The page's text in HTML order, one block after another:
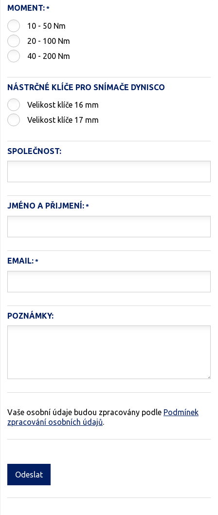
MOMENT:
10 - 50 Nm
20 - 100 Nm
40 - 200 Nm
NÁSTRČNÉ KLÍČE PRO SNÍMAČE DYNISCO
Velikost klíče 16 mm
Velikost klíče 17 mm
SPOLEČNOST:
JMÉNO A PŘIJMENÍ:
EMAIL:
POZNÁMKY:
Vaše osobní údaje budou zpracovány podle Podmínek
zpracování osobních údajů.
Odeslat